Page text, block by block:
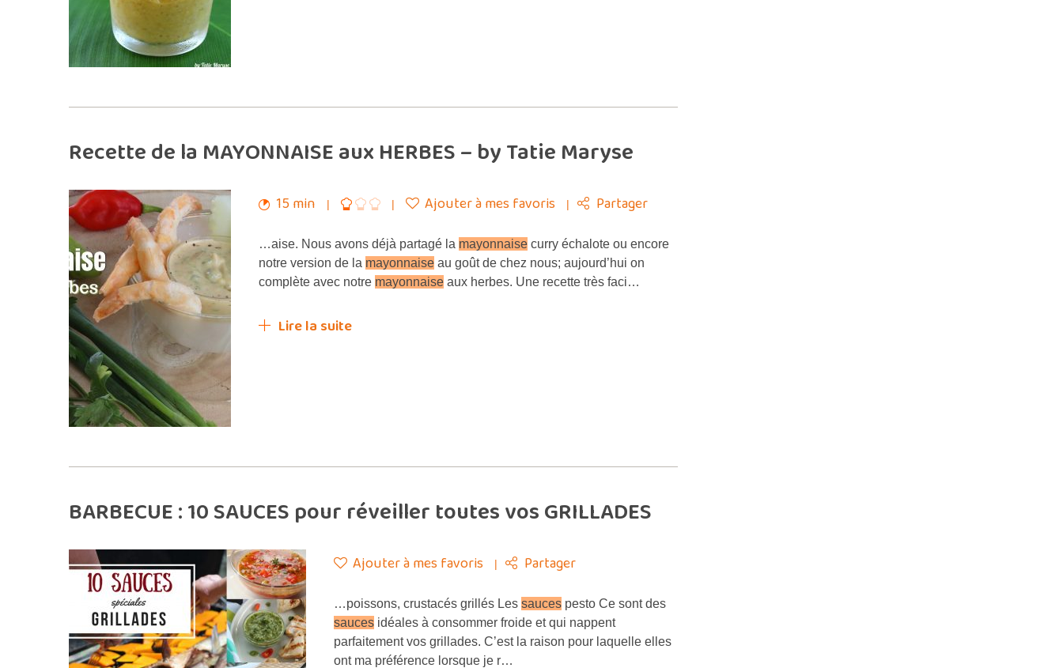
Recette de la MAYONNAISE aux HERBES – by Tatie Maryse
15 min Ajouter à mes favoris Partager
…aise. Nous avons déjà partagé la mayonnaise curry échalote ou encore
notre version de la mayonnaise au goût de chez nous; aujourd’hui on
complète avec notre mayonnaise aux herbes. Une recette très faci…
Lire la suite
BARBECUE : 10 SAUCES pour réveiller toutes vos GRILLADES
Ajouter à mes favoris Partager
…poissons, crustacés grillés Les sauces pesto Ce sont des
sauces idéales à consommer froide et qui nappent
parfaitement vos grillades. C’est la raison pour laquelle elles
ont ma préférence lorsque je r…